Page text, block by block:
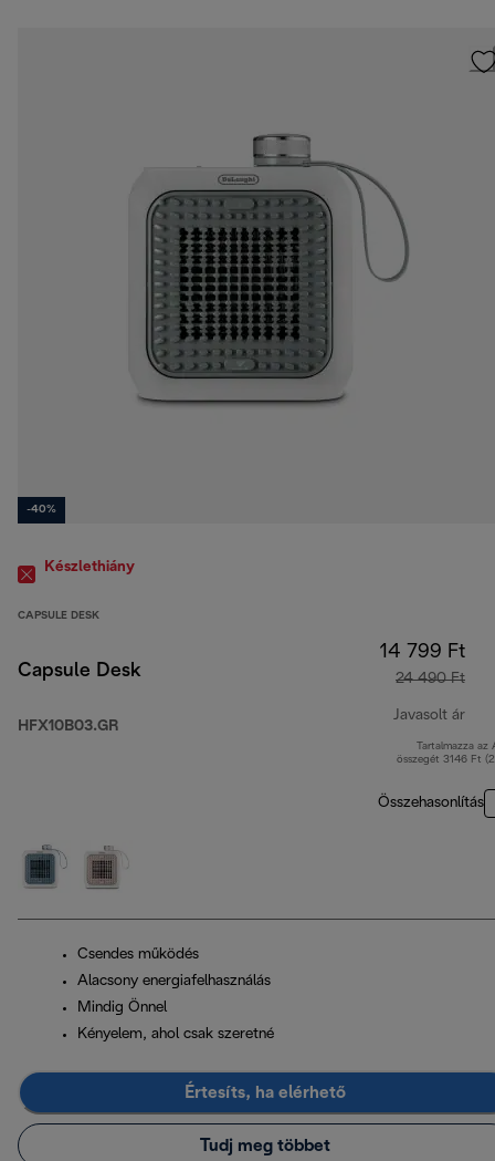
-40%
Készlethiány
CAPSULE DESK
Capsule Desk
HFX10B03.GR
14 799 Ft
24 490 Ft
Javasolt ár
Tartalmazza az
összegét 3146 Ft
Összehasonlítás
Csendes működés
Alacsony energiafelhasználás
Mindig Önnel
Kényelem, ahol csak szeretné
Értesíts, ha elérhető
Tudj meg többet